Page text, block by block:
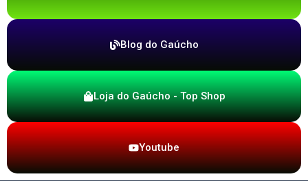
Blog do Gaúcho
Loja do Gaúcho - Top Shop
Youtube